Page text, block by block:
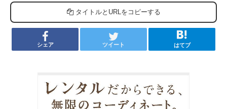
タイトルとURLをコピーする
シェア ツイート はてブ